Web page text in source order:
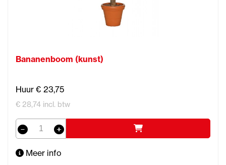
Bananenboom (kunst)
Huur € 23,75
€ 28,74 incl. btw
Meer info